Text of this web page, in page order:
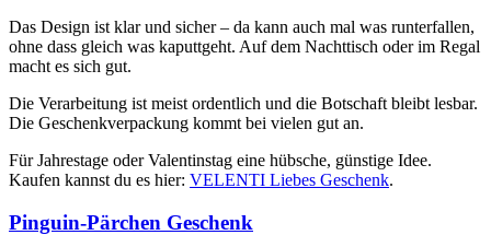
Das Design ist klar und sicher – da kann auch mal was runterfallen,
ohne dass gleich was kaputtgeht. Auf dem Nachttisch oder im Regal
macht es sich gut.
Die Verarbeitung ist meist ordentlich und die Botschaft bleibt lesbar.
Die Geschenkverpackung kommt bei vielen gut an.
Für Jahrestage oder Valentinstag eine hübsche, günstige Idee.
Kaufen kannst du es hier: VELENTI Liebes Geschenk.
Pinguin-Pärchen Geschenk